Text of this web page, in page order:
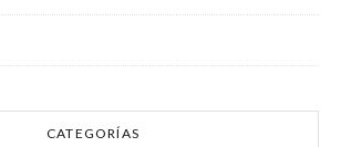
CATEGORÍAS